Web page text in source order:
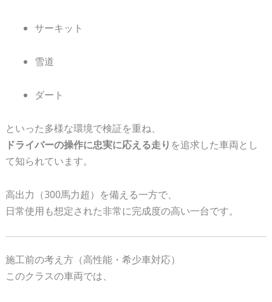
サーキット
雪道
ダート
といった多様な環境で検証を重ね、
ドライバーの操作に忠実に応える走り を追求した車両とし
て知られています。
高出力（300馬力超）を備える一方で、
日常使用も想定された非常に完成度の高い一台です。
施工前の考え方（高性能・希少車対応）
このクラスの車両では、